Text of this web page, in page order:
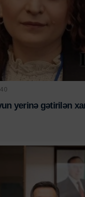
yerinə gətirilən